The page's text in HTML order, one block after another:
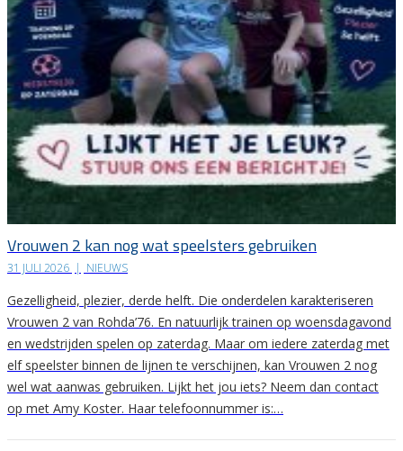
Vrouwen 2 kan nog wat speelsters gebruiken
31 JULI 2026 | NIEUWS
Gezelligheid, plezier, derde helft. Die onderdelen karakteriseren
Vrouwen 2 van Rohda’76. En natuurlijk trainen op woensdagavond
en wedstrijden spelen op zaterdag. Maar om iedere zaterdag met
elf speelster binnen de lijnen te verschijnen, kan Vrouwen 2 nog
wel wat aanwas gebruiken. Lijkt het jou iets? Neem dan contact
op met Amy Koster. Haar telefoonnummer is:…